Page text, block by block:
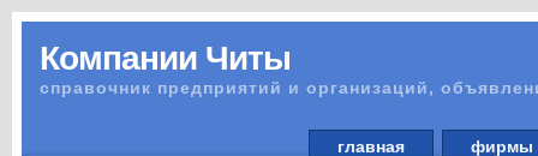
Компании Читы
справочник предприятий и организаций,
главная